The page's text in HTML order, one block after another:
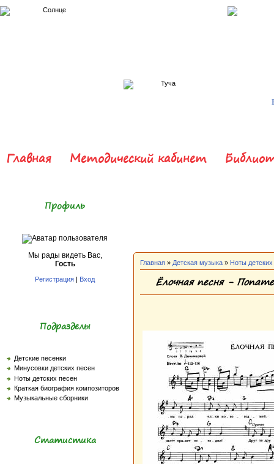
Главная Методический кабинет
Профиль
Мы рады видеть Вас,
Гость
Регистрация | Вход
Подразделы
Детские песенки
Минусовки детских песен
Ноты детских песен
Краткая биография композиторов
Музыкальные сборники
Статистика
Главная » Детская музыка » Ноты
Ёлочная песня -